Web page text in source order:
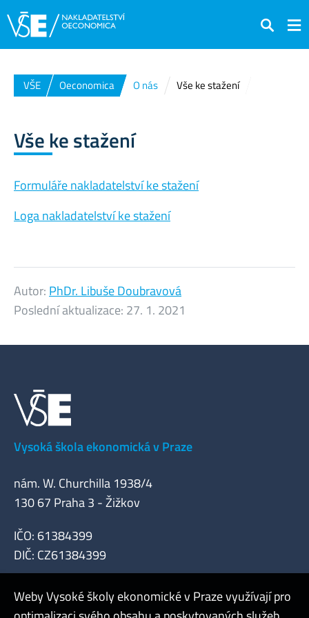
Hledat
VŠE Oeconomica O nás Vše ke stažení
Vše ke stažení
Formuláře nakladatelství ke stažení
Loga nakladatelství ke stažení
Autor: PhDr. Libuše Doubravová
Poslední aktualizace: 27. 1. 2021
Vysoká škola ekonomická v Praze
nám. W. Churchilla 1938/4
130 67 Praha 3 - Žižkov
IČO: 61384399
DIČ: CZ61384399
Weby Vysoké školy ekonomické v Praze využívají pro